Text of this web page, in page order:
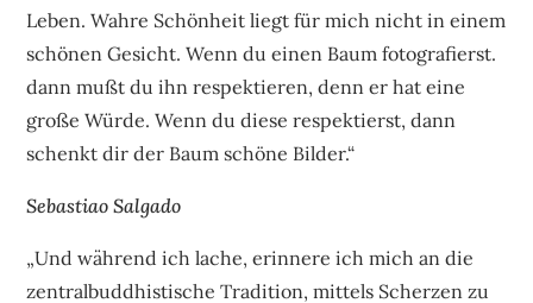
Leben. Wahre Schönheit liegt für mich nicht in einem
schönen Gesicht. Wenn du einen Baum fotografierst.
dann mußt du ihn respektieren, denn er hat eine
große Würde. Wenn du diese respektierst, dann
schenkt dir der Baum schöne Bilder.“
Sebastiao Salgado
„Und während ich lache, erinnere ich mich an die
zentralbuddhistische Tradition, mittels Scherzen zu